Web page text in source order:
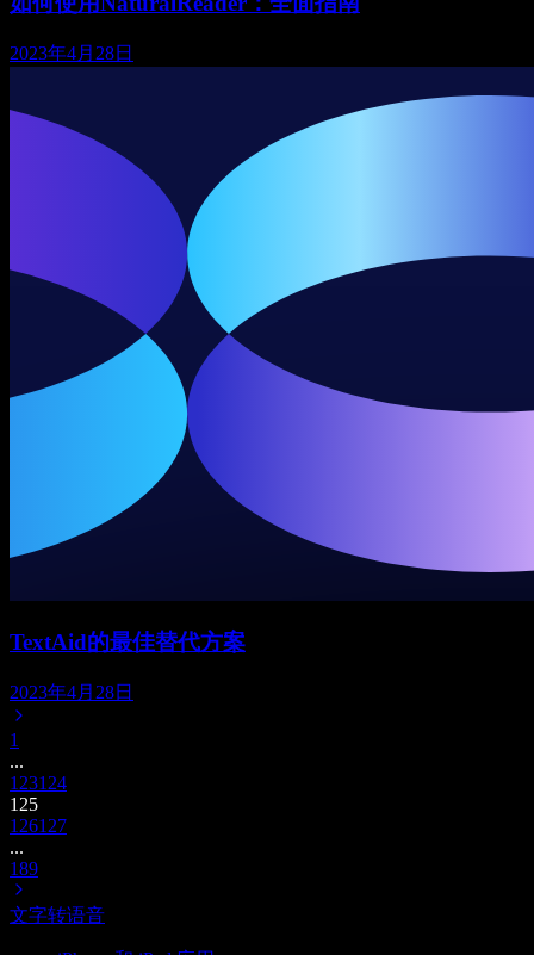
2023年4月28日
TextAid的最佳替代方案
2023年4月28日
1
...
123124
125
126127
...
189
文字转语音